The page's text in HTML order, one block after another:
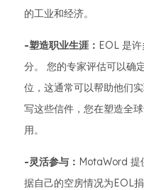
的工业和经济。
-塑造职业生涯： EOL 是
分。 您的专家评估可以确
位，这通常可以帮助他们
写这些信件，您在塑造全
用。
-灵活参与： MotaWord 提
据自己的空房情况为EOL